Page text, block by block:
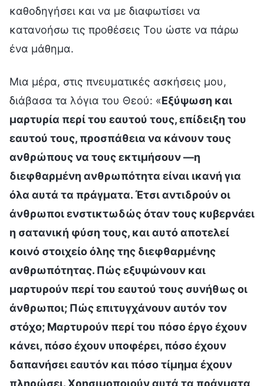
καθοδηγήσει και να με διαφωτίσει να
κατανοήσω τις προθέσεις Του ώστε να πάρω
ένα μάθημα.
Μια μέρα, στις πνευματικές ασκήσεις μου,
διάβασα τα λόγια του Θεού: «Εξύψωση και
μαρτυρία περί του εαυτού τους, επίδειξη του
εαυτού τους, προσπάθεια να κάνουν τους
ανθρώπους να τους εκτιμήσουν —η
διεφθαρμένη ανθρωπότητα είναι ικανή για
όλα αυτά τα πράγματα. Έτσι αντιδρούν οι
άνθρωποι ενστικτωδώς όταν τους κυβερνάει
η σατανική φύση τους, και αυτό αποτελεί
κοινό στοιχείο όλης της διεφθαρμένης
ανθρωπότητας. Πώς εξυψώνουν και
μαρτυρούν περί του εαυτού τους συνήθως οι
άνθρωποι; Πώς επιτυγχάνουν αυτόν τον
στόχο; Μαρτυρούν περί του πόσο έργο έχουν
κάνει, πόσο έχουν υποφέρει, πόσο έχουν
δαπανήσει εαυτόν και πόσο τίμημα έχουν
πληρώσει. Χρησιμοποιούν αυτά τα πράγματα